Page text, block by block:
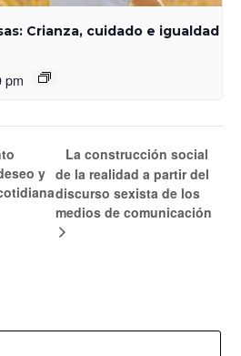
Crianza, cuidado e igualdad
pm
y
La construcción social
de la realidad a partir del
discurso sexista de los
medios de comunicación